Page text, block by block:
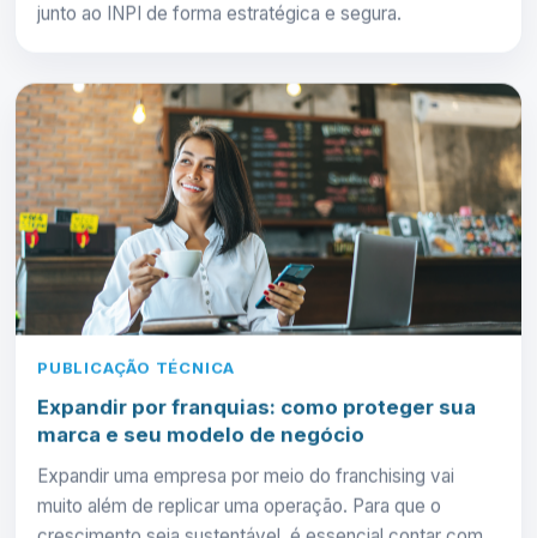
junto ao INPI de forma estratégica e segura.
PUBLICAÇÃO TÉCNICA
Expandir por franquias: como proteger sua
marca e seu modelo de negócio
Expandir uma empresa por meio do franchising vai
muito além de replicar uma operação. Para que o